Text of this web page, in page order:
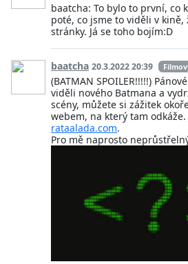
baatcha: To bylo to první, co
poté, co jsme to viděli v kině,
stránky. Já se toho bojím:D
baatcha 20.3.2022 20:39
(BATMAN SPOILER!!!!!)
viděli nového Batmana a
scény, můžete si zážitek
webem, na který tam odkáže.
rataalada.com.
Pro mě naprosto